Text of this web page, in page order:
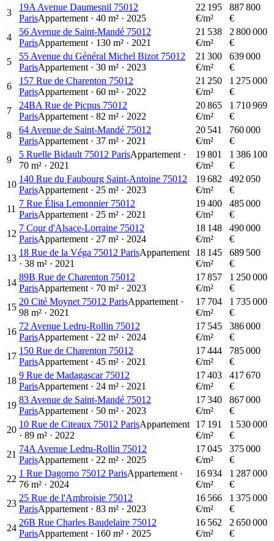
3
19A Avenue Daumesnil 75012
ParisAppartement · 40 m² · 2025
22 195
€/m²
887 800
€
4
56 Avenue de Saint-Mandé 75012
ParisAppartement · 130 m² · 2021
21 538
€/m²
2 800 000
€
5
55 Avenue du Général Michel Bizot 75012
ParisAppartement · 30 m² · 2023
21 300
€/m²
639 000
€
6
157 Rue de Charenton 75012
ParisAppartement · 60 m² · 2022
21 250
€/m²
1 275 000
€
7
24BA Rue de Picpus 75012
ParisAppartement · 82 m² · 2022
20 865
€/m²
1 710 969
€
8
64 Avenue de Saint-Mandé 75012
ParisAppartement · 37 m² · 2021
20 541
€/m²
760 000
€
9
5 Ruelle Bidault 75012 ParisAppartement ·
70 m² · 2021
19 801
€/m²
1 386 100
€
10
140 Rue du Faubourg Saint-Antoine 75012
ParisAppartement · 25 m² · 2023
19 682
€/m²
492 050
€
11
7 Rue Élisa Lemonnier 75012
ParisAppartement · 25 m² · 2021
19 400
€/m²
485 000
€
12
7 Cour d'Alsace-Lorraine 75012
ParisAppartement · 27 m² · 2024
18 148
€/m²
490 000
€
13
18 Rue de la Véga 75012 ParisAppartement
· 38 m² · 2021
18 145
€/m²
689 500
€
14
89B Rue de Charenton 75012
ParisAppartement · 70 m² · 2023
17 857
€/m²
1 250 000
€
15
20 Cité Moynet 75012 ParisAppartement ·
98 m² · 2021
17 704
€/m²
1 735 000
€
16
72 Avenue Ledru-Rollin 75012
ParisAppartement · 22 m² · 2024
17 545
€/m²
386 000
€
17
150 Rue de Charenton 75012
ParisAppartement · 45 m² · 2021
17 444
€/m²
785 000
€
18
9 Rue de Madagascar 75012
ParisAppartement · 24 m² · 2021
17 403
€/m²
417 670
€
19
83 Avenue de Saint-Mandé 75012
ParisAppartement · 50 m² · 2023
17 340
€/m²
867 000
€
20
10 Rue de Citeaux 75012 ParisAppartement
· 89 m² · 2022
17 191
€/m²
1 530 000
€
21
74A Avenue Ledru-Rollin 75012
ParisAppartement · 22 m² · 2025
17 045
€/m²
375 000
€
22
1 Rue Dagorno 75012 ParisAppartement ·
76 m² · 2024
16 934
€/m²
1 287 000
€
23
25 Rue de l'Ambroisie 75012
ParisAppartement · 83 m² · 2023
16 566
€/m²
1 375 000
€
24
26B Rue Charles Baudelaire 75012
ParisAppartement · 160 m² · 2025
16 562
€/m²
2 650 000
€